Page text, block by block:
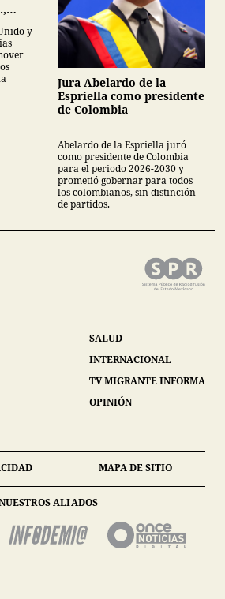
y
Jura Abelardo de la
Espriella como presidente
de Colombia
Abelardo de la Espriella juró
como presidente de Colombia
para el periodo 2026-2030 y
prometió gobernar para todos
los colombianos, sin distinción
de partidos.
SALUD
INTERNACIONAL
TV MIGRANTE INFORMA
OPINIÓN
MAPA DE SITIO
ALIADOS